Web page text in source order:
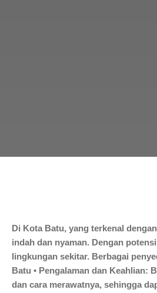
Di Kota Batu, yang terkenal
indah dan nyaman. Dengan
lingkungan sekitar. Berbagai
Batu • Pengalaman dan Keahlian:
dan cara merawatnya, sehingga